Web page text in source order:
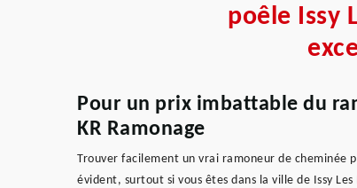
poêle Issy
Pour un prix imbattable du
KR Ramonage
Trouver facilement un vrai ramoneur de cheminée
évident, surtout si vous êtes dans la ville de Issy